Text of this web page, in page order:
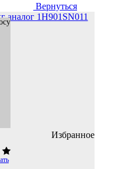
Вернуться
аналог 1H901SN011
Избранное